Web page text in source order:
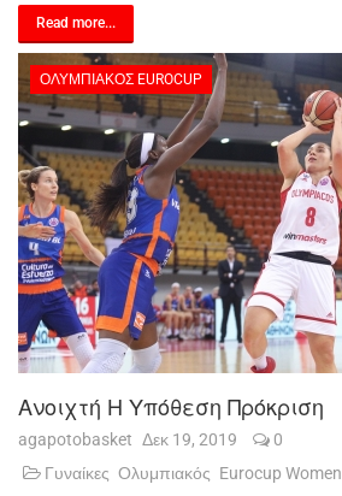
Read more...
ΟΛΥΜΠΙΑΚΌΣ EUROCUP
Ανοιχτή Η Υπόθεση Πρόκριση
agapotobasket Δεκ 19, 2019
0
Γυναίκες Ολυμπιακός Eurocup Women